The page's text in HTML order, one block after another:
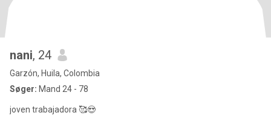
nani, 24
Garzón, Huila, Colombia
Søger: Mand 24 - 78
joven trabajadora 🥰😍